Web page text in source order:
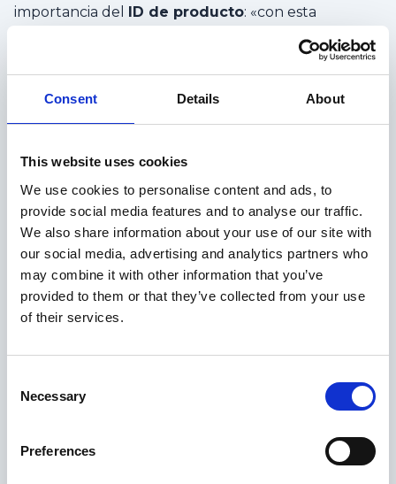
Consent Details About
This website uses cookies
We use cookies to personalise content and ads, to
provide social media features and to analyse our traffic.
We also share information about your use of our site with
our social media, advertising and analytics partners who
may combine it with other information that you’ve
provided to them or that they’ve collected from your use
of their services.
Selection
Necessary
Preferences
importancia del ID de producto: «con esta
un artículo: cuando se produjo, su origen, sus
materiales y cuidados, además de su representación
virtual, solo con una foto de la prenda física».
tiene una oportunidad como no la ha tenido en
siglos para ser, por fin,
sostenible
y que el presente
y el futuro de la
web3 es de las marcas que no se
limiten a la
circularidad
física, sino también a la
emocional. El 3D, la moda virtual y sus herramientas
son accesibles, pero hay que formarse y apostar por
ello.
mayor partido a lamoda digital.